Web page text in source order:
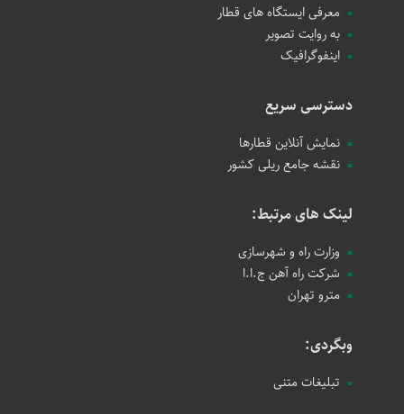
معرفی ایستگاه های قطار
به روایت تصویر
اینفوگرافیک
دسترسی سریع
نمایش آنلاین قطارها
نقشه جامع ریلی کشور
لینک های مرتبط:
وزارت راه و شهرسازی
شرکت راه آهن ج.ا.ا
مترو تهران
وبگردی:
تبلیغات متنی